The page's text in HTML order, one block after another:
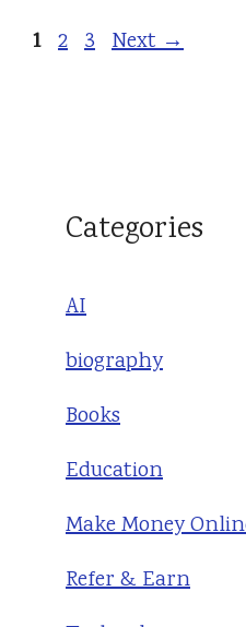
Page
1 Page
2 Page
3 Next→
Categories
AI
biography
Books
Education
Make Money
Refer & Earn